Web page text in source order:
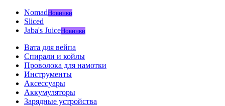
NomadНовинки
Sliced
Jaba's JuiceНовинки
Вата для вейпа
Спирали и койлы
Проволока для намотки
Инструменты
Аксесcуары
Аккумуляторы
Зарядные устройства